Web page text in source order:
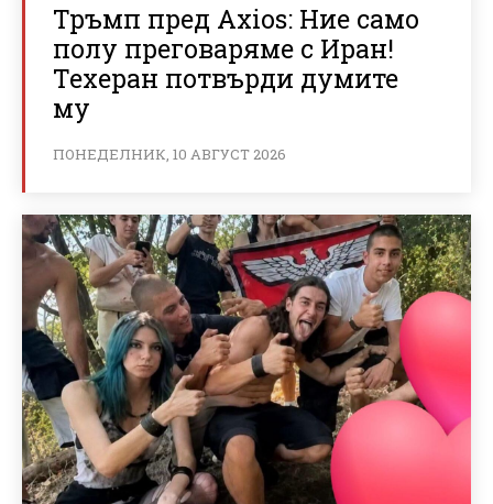
Тръмп пред Axios: Ние само
полу преговаряме с Иран!
Техеран потвърди думите
му
ПОНЕДЕЛНИК, 10 АВГУСТ 2026